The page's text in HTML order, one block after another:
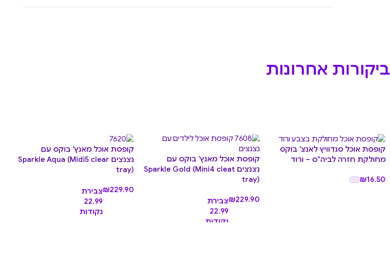
ביקורות אחרונות
קופסת אוכל סנדוויץ לאנצ' בוקס
מחולקת חזרה לביה"ס – ורוד
₪16.50
קופסת אוכל מאנץ' בוקס עם
נצנצים Sparkle Gold (Mini4 cleat
tray)
₪229.90
צבירת
22.99
נקודות
קופסת אוכל מאנץ' בוקס עם
נצנצים Sparkle Aqua (Midi5 clear
tray)
₪229.90
צבירת
22.99
נקודות